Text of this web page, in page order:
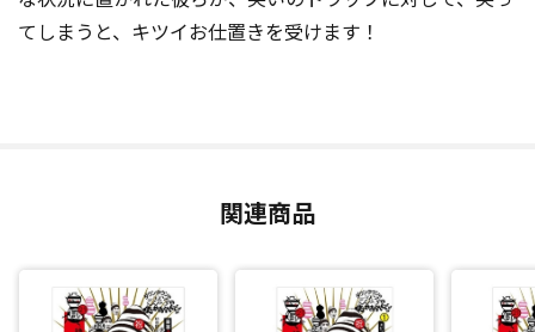
てしまうと、キツイお仕置きを受けます！
関連商品